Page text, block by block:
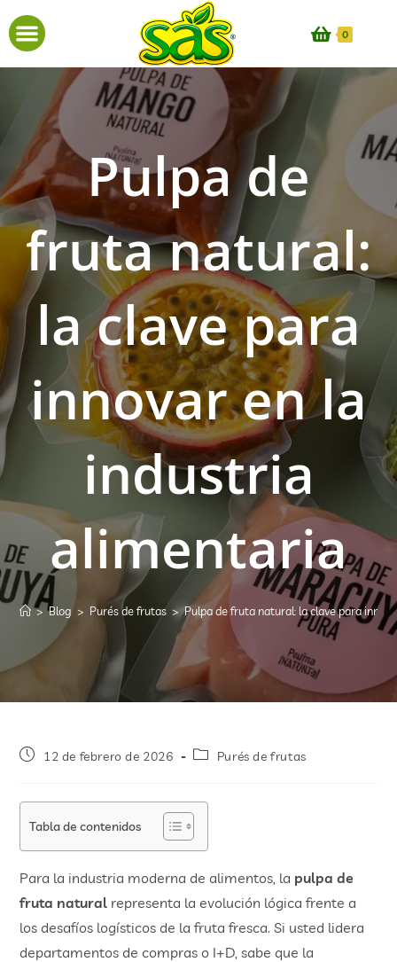
0
Pulpa de
fruta natural:
la clave para
innovar en la
industria
alimentaria
> Blog > Purés de frutas > Pulpa de fruta natural: la clave para
12 de febrero de 2026 Purés de frutas
Tabla de contenidos
Para la industria moderna de alimentos, la pulpa de
fruta natural representa la evolución lógica frente a
los desafíos logísticos de la fruta fresca. Si usted lidera
departamentos de compras o I+D, sabe que la